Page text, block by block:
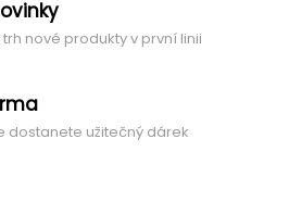
nové produkty v první linii
dostanete užitečný dárek